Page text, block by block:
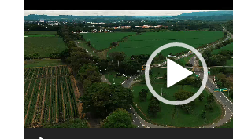
de
vídeo